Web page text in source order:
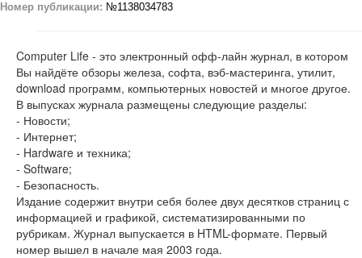
Номер публикации: №1138034783
Computer Life - это электронный офф-лайн журнал, в котором
Вы найдёте обзоры железа, софта, вэб-мастеринга, утилит,
download программ, компьютерных новостей и многое другое.
В выпусках журнала размещены следующие разделы:
- Новости;
- Интернет;
- Hardware и техника;
- Software;
- Безопасность.
Издание содержит внутри себя более двух десятков страниц с
информацией и графикой, систематизированными по
рубрикам. Журнал выпускается в HTML-формате. Первый
номер вышел в начале мая 2003 года.